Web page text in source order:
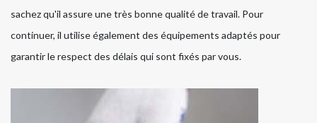
sachez qu'il assure une très bonne qualité de travail. Pour
continuer, il utilise également des équipements adaptés pour
garantir le respect des délais qui sont fixés par vous.